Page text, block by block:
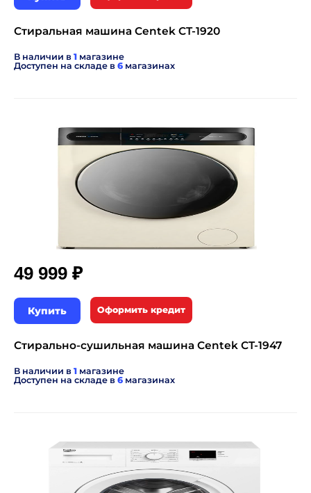
Стиральная машина Centek CT-1920
В наличии в 1 магазине
Доступен на складе в 6 магазинах
49 999 ₽
Купить Оформить кредит
Стирально-сушильная машина Centek CT-1947
В наличии в 1 магазине
Доступен на складе в 6 магазинах